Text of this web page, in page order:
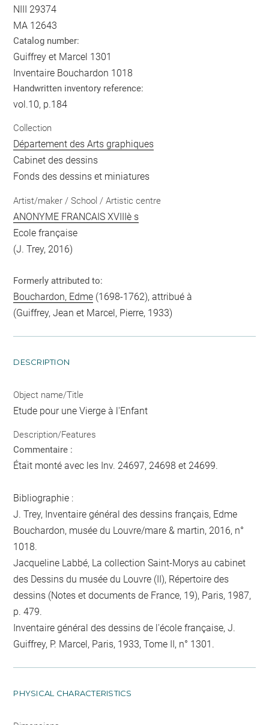
NIII 29374
MA 12643
Catalog number:
Guiffrey et Marcel 1301
Inventaire Bouchardon 1018
Handwritten inventory reference:
vol.10, p.184
Collection
Département des Arts graphiques
Cabinet des dessins
Fonds des dessins et miniatures
Artist/maker / School / Artistic centre
ANONYME FRANCAIS XVIIIè s
Ecole française
(J. Trey, 2016)
Formerly attributed to:
Bouchardon, Edme (1698-1762), attribué à
(Guiffrey, Jean et Marcel, Pierre, 1933)
DESCRIPTION
Object name/Title
Etude pour une Vierge à l'Enfant
Description/Features
Commentaire :
Était monté avec les Inv. 24697, 24698 et 24699.
Bibliographie :
J. Trey, Inventaire général des dessins français, Edme
Bouchardon, musée du Louvre/mare & martin, 2016, n°
1018.
Jacqueline Labbé, La collection Saint-Morys au cabinet
des Dessins du musée du Louvre (II), Répertoire des
dessins (Notes et documents de France, 19), Paris, 1987,
p. 479.
Inventaire général des dessins de l'école française, J.
Guiffrey, P. Marcel, Paris, 1933, Tome II, n° 1301.
PHYSICAL CHARACTERISTICS